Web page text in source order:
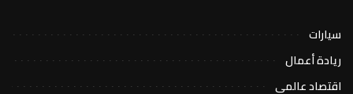
سيارات
ريادة أعمال
اقتصاد عالمي